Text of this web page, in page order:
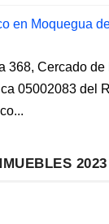
en Moquegua
368, Cercado de
05002083 del
2023